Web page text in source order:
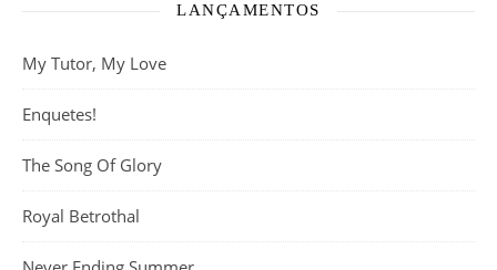
LANÇAMENTOS
My Tutor, My Love
Enquetes!
The Song Of Glory
Royal Betrothal